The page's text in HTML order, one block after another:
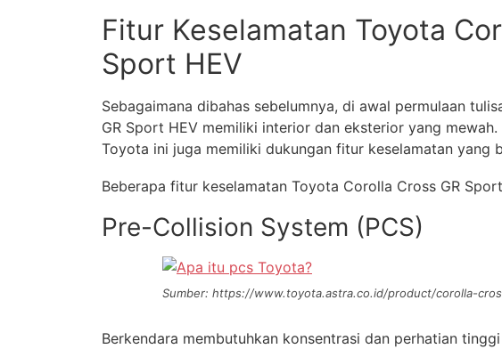
Fitur Keselamatan Toyota
Sport HEV
Sebagaimana dibahas sebelumnya, di awal permulaan
GR Sport HEV memiliki interior dan eksterior yang
Toyota ini juga memiliki dukungan fitur keselamatan yang
Beberapa fitur keselamatan Toyota Corolla Cross GR
Pre-Collision System (PCS)
Sumber: https://www.toyota.astra.co.id/product/corolla-
Berkendara membutuhkan konsentrasi dan perhatian